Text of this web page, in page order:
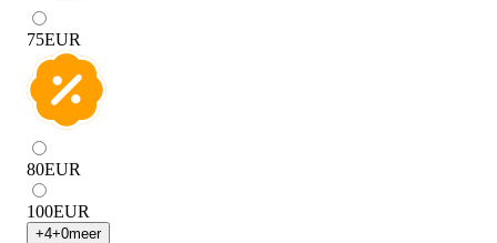
75EUR
80EUR
100EUR
+4+0meer